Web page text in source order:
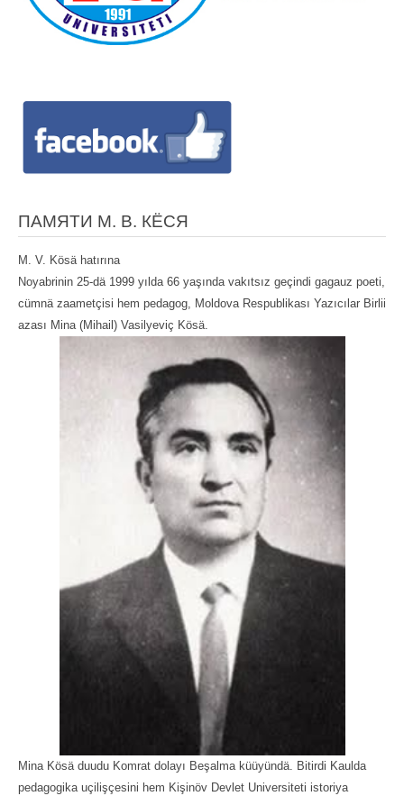
ПАМЯТИ М. В. КЁСЯ
M. V. Kösä hatırına
Noyabrinin 25-dä 1999 yılda 66 yaşında vakıtsız geçindi gagauz poeti,
cümnä zaametçisi hem pedagog, Moldova Respublikası Yazıcılar Birlii
azası Mina (Mihail) Vasilyeviç Kösä.
Mina Kösä duudu Komrat dolayı Beşalma küüyündä. Bitirdi Kaulda
pedagogika uçilişçesini hem Kişinöv Devlet Universiteti istoriya